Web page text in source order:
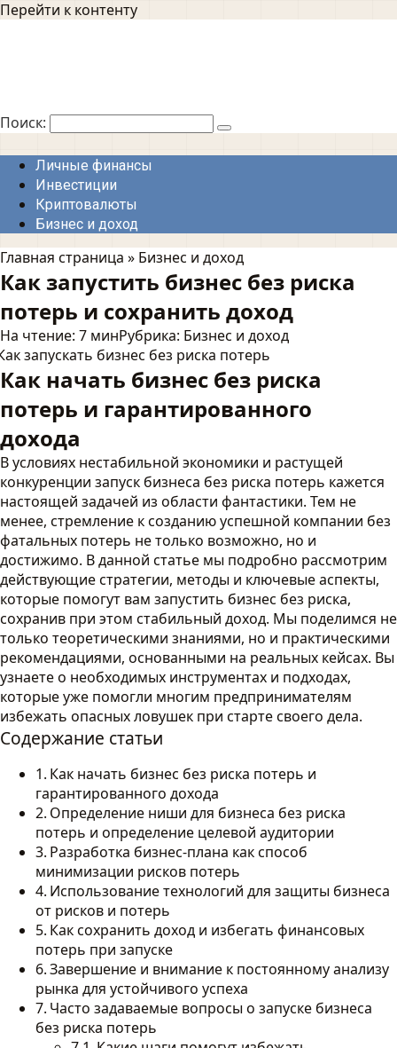
Перейти к контенту
Поиск:
Личные финансы
Инвестиции
Криптовалюты
Бизнес и доход
Главная страница » Бизнес и доход
Как запустить бизнес без риска
потерь и сохранить доход
На чтение: 7 минРубрика: Бизнес и доход
Как начать бизнес без риска
потерь и гарантированного
дохода
В условиях нестабильной экономики и растущей
конкуренции запуск бизнеса без риска потерь кажется
настоящей задачей из области фантастики. Тем не
менее, стремление к созданию успешной компании без
фатальных потерь не только возможно, но и
достижимо. В данной статье мы подробно рассмотрим
действующие стратегии, методы и ключевые аспекты,
которые помогут вам запустить бизнес без риска,
сохранив при этом стабильный доход. Мы поделимся не
только теоретическими знаниями, но и практическими
рекомендациями, основанными на реальных кейсах. Вы
узнаете о необходимых инструментах и подходах,
которые уже помогли многим предпринимателям
избежать опасных ловушек при старте своего дела.
Содержание статьи
Как начать бизнес без риска потерь и
гарантированного дохода
Определение ниши для бизнеса без риска
потерь и определение целевой аудитории
Разработка бизнес-плана как способ
минимизации рисков потерь
Использование технологий для защиты бизнеса
от рисков и потерь
Как сохранить доход и избегать финансовых
потерь при запуске
Завершение и внимание к постоянному анализу
рынка для устойчивого успеха
Часто задаваемые вопросы о запуске бизнеса
без риска потерь